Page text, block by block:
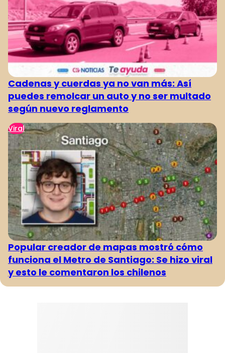
Cadenas y cuerdas ya no van más: Así
puedes remolcar un auto y no ser multado
según nuevo reglamento
Viral
Popular creador de mapas mostró cómo
funciona el Metro de Santiago: Se hizo viral
y esto le comentaron los chilenos